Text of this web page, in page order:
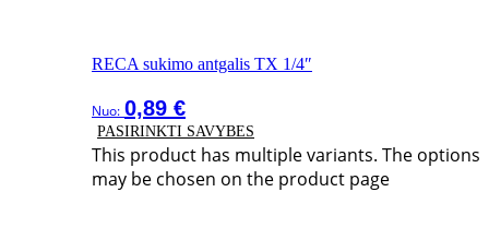
RECA sukimo antgalis TX 1/4″
Nuo: 0,89 €
PASIRINKTI SAVYBES
This product has multiple variants. The options
may be chosen on the product page